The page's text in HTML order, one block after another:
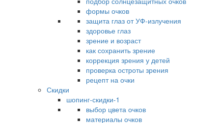
формы очков
защита глаз от УФ-излучения
здоровье глаз
зрение и возраст
как сохранить зрение
коррекция зрения у детей
проверка остроты зрения
рецепт на очки
Скидки
шопинг-скидки-1
выбор цвета очков
материалы очков